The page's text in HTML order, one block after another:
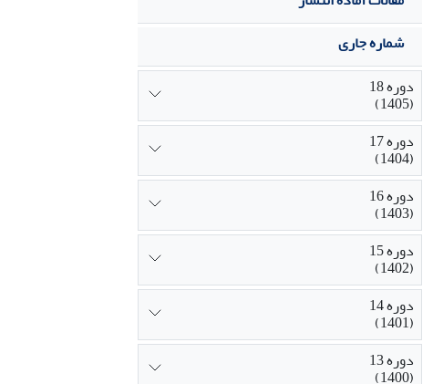
شماره جاری
دوره 18
(1405)
دوره 17
(1404)
دوره 16
(1403)
دوره 15
(1402)
دوره 14
(1401)
دوره 13
(1400)